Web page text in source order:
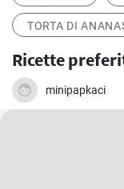
TORTA DI
Ricette
minipapkaci